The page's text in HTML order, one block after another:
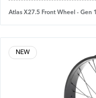
Atlas X27.5 Front Wheel - Gen 1
NEW